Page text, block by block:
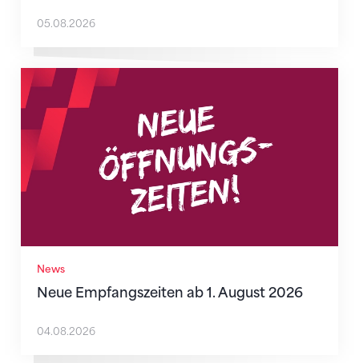
05.08.2026
News
Neue Empfangszeiten ab 1. August 2026
Neue Empfangszeiten ab 1. August 2026
04.08.2026